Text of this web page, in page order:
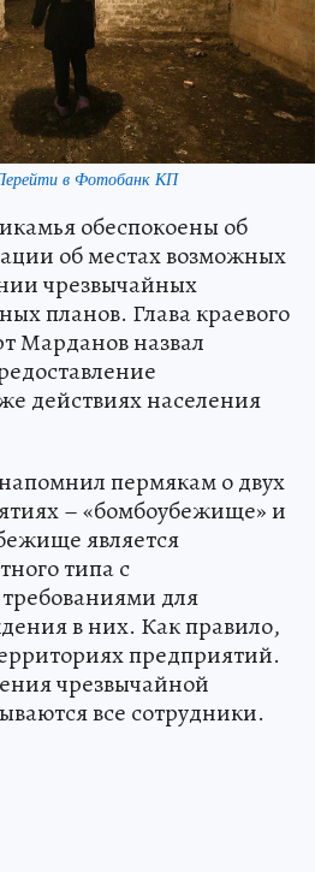
в Фотобанк КП
обеспокоены об
об местах возможных
чрезвычайных
планов. Глава краевого
Марданов назвал
действиях населения
пермякам о двух
– «бомбоубежище» и
является
типа с
для
в них. Как правило,
предприятий.
чрезвычайной
все сотрудники.